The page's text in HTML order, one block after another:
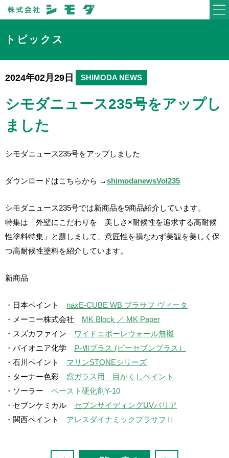
トピックス
2024年02月29日 SHIMODA NEWS
シモダニュース235号をアップし
ました
シモダニュース235号をアップしました
ダウンロードはこちらから →shimodanewsVol235
シモダニュース235号では新商品を9商品紹介しています。
特集は「外壁にこだわりを 美しさ×耐候性を追求する高耐候
性塗料特集」と題しまして、意匠性を損なわず美観を美しく保
つ高耐候性塗料を紹介しています。
新商品
・日本ペイント naxE-CUBE WB プラサフ ヴィータ
・メーコー株式会社
MK Block ／ MK Paper
・スズカファイン
ワイドエポーレウォール無機
・パイオニア化学 P-Ⅶプラス (ピーセブンプラス）
・ 石川ペイント
マリンSTONEシリーズ
・ターナー色彩 窓ガラス用 目かくしペイント
・ソーラー ペースト硬化剤Y-10
・セブンケミカル セブンサイディングUVバリア
・関西ペイント
アレスダイナミックプラサフⅡ